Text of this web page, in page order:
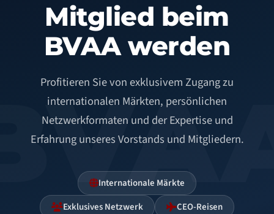
Mitglied beim
BVAA werden
Profitieren Sie von exklusivem Zugang zu
internationalen Märkten, persönlichen
Netzwerkformaten und der Expertise und
Erfahrung unseres Vorstands und Mitgliedern.
Internationale Märkte
Exklusives Netzwerk
CEO-Reisen